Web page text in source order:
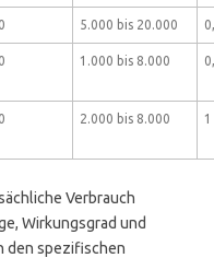
5.000 bis 20.000
1.000 bis 8.000
2.000 bis 8.000
Verbrauch
Wirkungsgrad und
den spezifischen